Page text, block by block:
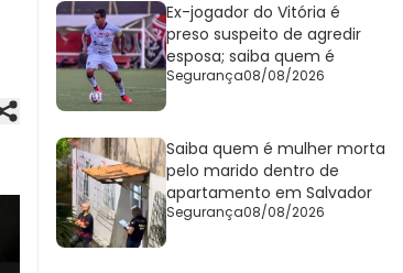
Ex-jogador do Vitória é
preso suspeito de agredir
esposa; saiba quem é
Segurança08/08/2026
Saiba quem é mulher morta
pelo marido dentro de
apartamento em Salvador
Segurança08/08/2026